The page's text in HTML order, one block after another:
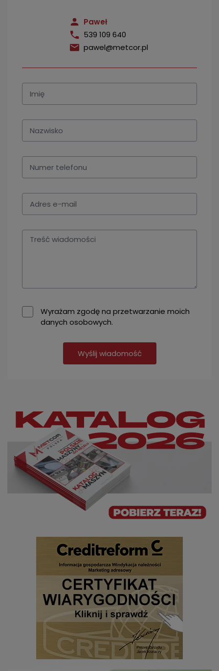
Paweł
539 109 640
pawel@metcor.pl
Wyrażam zgodę na przetwarzanie moich
danych osobowych.
Wyślij wiadomość